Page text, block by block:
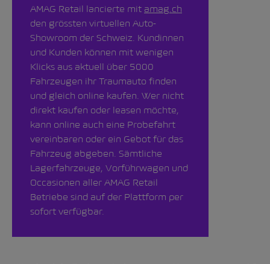
AMAG Retail lancierte mit amag.ch
den grössten virtuellen Auto-
Showroom der Schweiz. Kundinnen
und Kunden können mit wenigen
Klicks aus aktuell über 5000
Fahrzeugen ihr Traumauto finden
und gleich online kaufen. Wer nicht
direkt kaufen oder leasen möchte,
kann online auch eine Probefahrt
vereinbaren oder ein Gebot für das
Fahrzeug abgeben. Sämtliche
Lagerfahrzeuge, Vorführwagen und
Occasionen aller AMAG Retail
Betriebe sind auf der Plattform per
sofort verfügbar.